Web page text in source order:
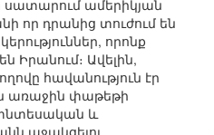
սատարում ամերիկյան
որ դրանից տուժում են
որոնք
Իրանում։ Ավելին,
հավանություն էր
առաջին փաթեթի
և